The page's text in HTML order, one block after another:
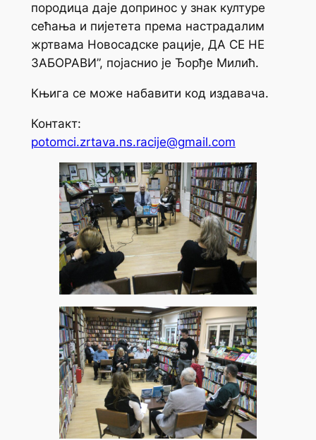
породица даје допринос у знак културе
сећања и пијетета према настрадалим
жртвама Новосадске рације, ДА СЕ НЕ
ЗАБОРАВИ”, појаснио је Ђорђе Милић.
Књига се може набавити код издавача.
Контакт:
potomci.zrtava.ns.racije@gmail.com